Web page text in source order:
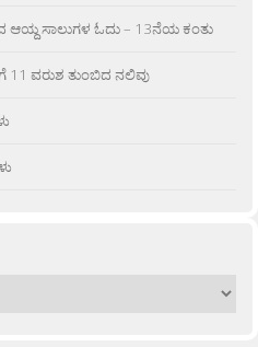
ಸಾಲುಗಳ ಓದು – 13ನೆಯ ಕಂತು
11 ವರುಶ ತುಂಬಿದ ನಲಿವು